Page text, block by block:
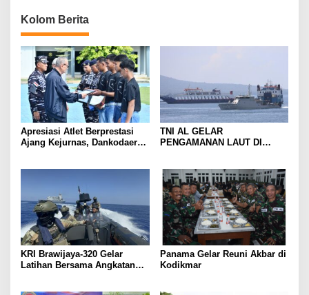
Kolom Berita
Apresiasi Atlet Berprestasi
Ajang Kejurnas, Dankodaeral
TNI AL GELAR
PENGAMANAN LAUT DI
ARUS MUDIK LEBARAN
TAHUN
KRI Brawijaya-320 Gelar
Latihan Bersama Angkatan
Panama Gelar Reuni Akbar di
Kodikmar